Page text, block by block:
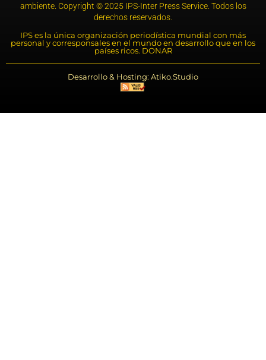
ambiente. Copyright © 2025 IPS-Inter Press Service. Todos los
derechos reservados.
IPS es la única organización periodística mundial con más
personal y corresponsales en el mundo en desarrollo que en los
países ricos. DONAR
Desarrollo & Hosting: Atiko.Studio